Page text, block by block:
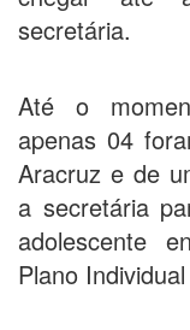
secretária.
Até o
apenas 04
Aracruz e de
a secretária
adolescente
Plano